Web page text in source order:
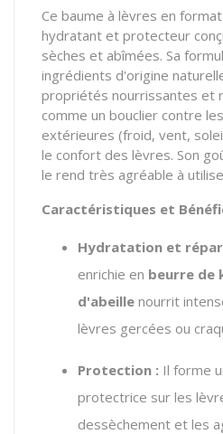
Ce baume à lèvres en
hydratant et protecteur
sèches et abîmées. Sa
ingrédients d'origine
propriétés nourrissantes et
comme un bouclier contre
extérieures (froid, vent,
le confort des lèvres. Son
le rend très agréable à
Caractéristiques et
Hydratation et
enrichie en beurre de
d'abeille nourrit
lèvres gercées ou
Protection : Il forme
protectrice sur les
dessèchement et les